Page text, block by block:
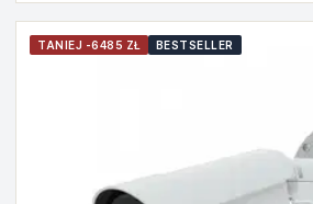
TANIEJ -6485 ZŁ BESTSELLER